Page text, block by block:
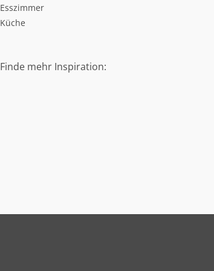
Esszimmer
Küche
Finde mehr Inspiration: